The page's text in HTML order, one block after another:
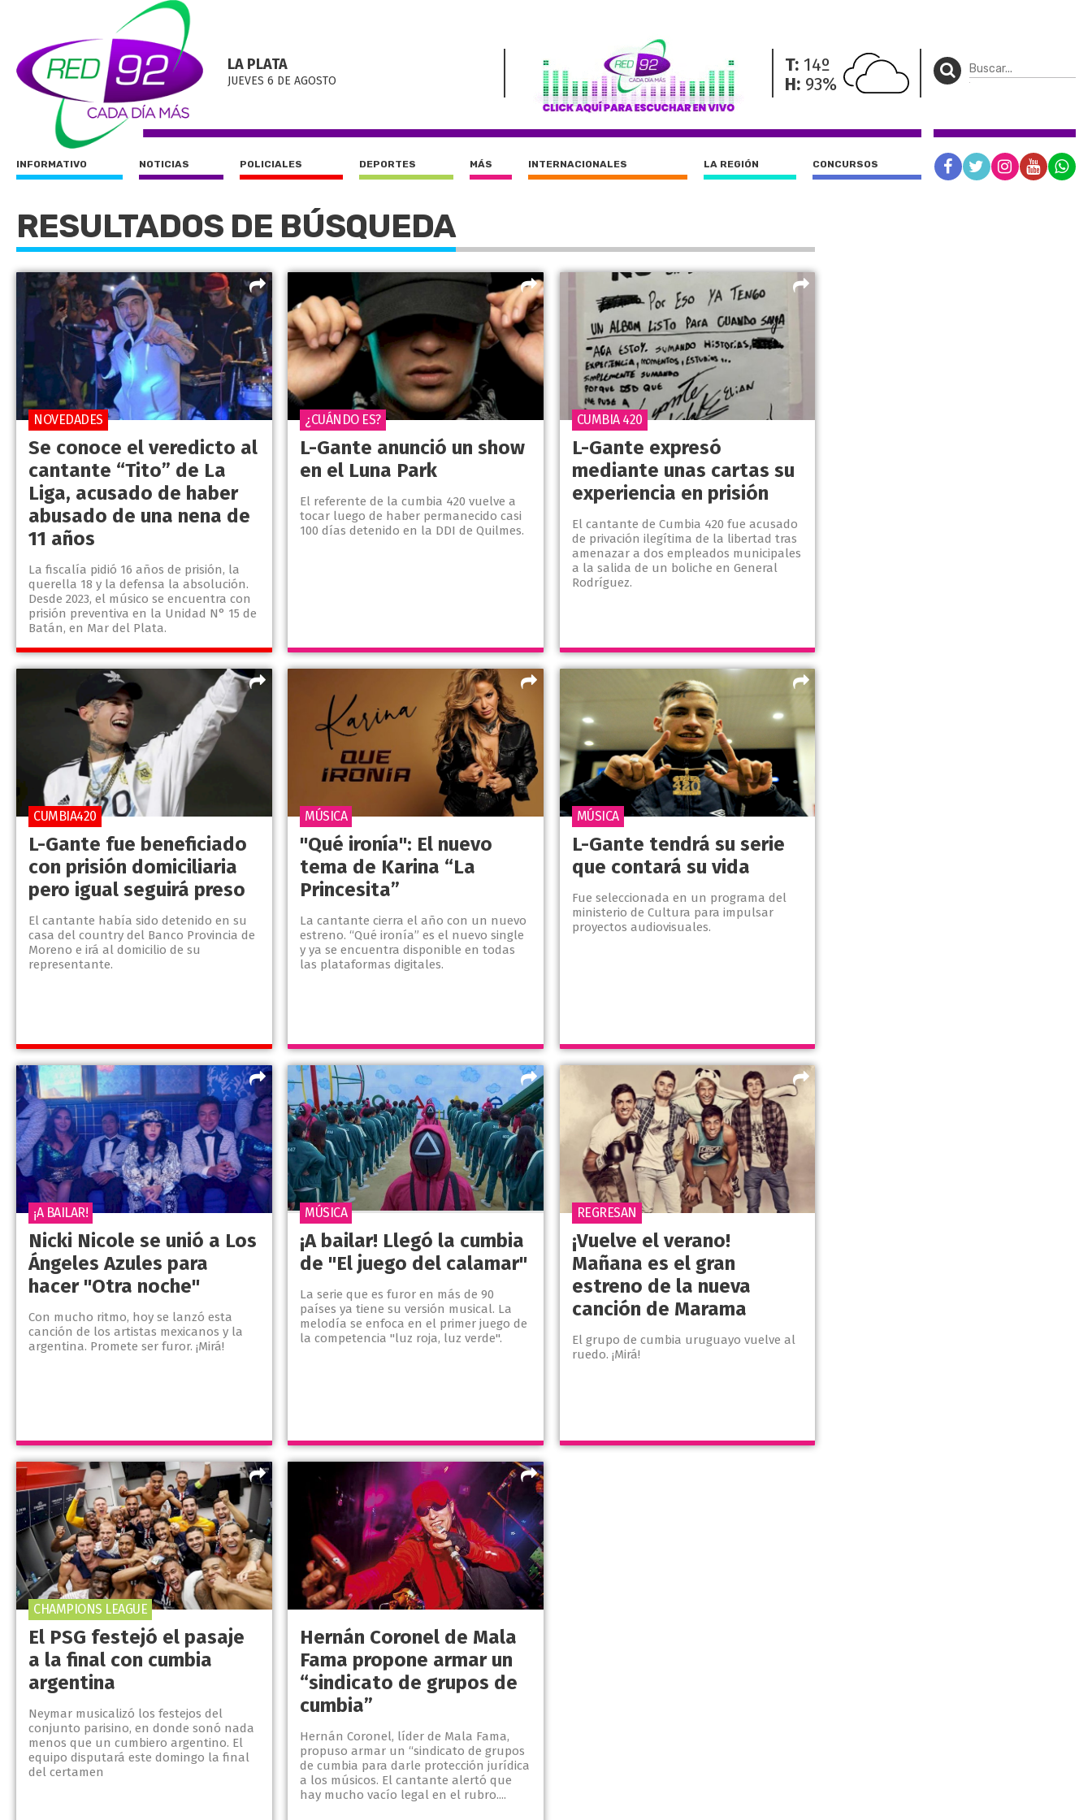
LA PLATA
JUEVES 6 DE AGOSTO
T: 14º
H: 93%
INFORMATIVO NOTICIAS POLICIALES DEPORTES MÁS INTERNACIONALES LA REGIÓN CONCURSOS
RESULTADOS DE BÚSQUEDA
Se conoce el veredicto al
cantante “Tito” de La
Liga, acusado de haber
abusado de una nena de
11 años
La fiscalía pidió 16 años de prisión, la
querella 18 y la defensa la absolución.
Desde 2023, el músico se encuentra con
prisión preventiva en la Unidad N° 15 de
Batán, en Mar del Plata.
NOVEDADES
L-Gante anunció un show
en el Luna Park
El referente de la cumbia 420 vuelve a
tocar luego de haber permanecido casi
100 días detenido en la DDI de Quilmes.
¿CUÁNDO ES?
L-Gante expresó
mediante unas cartas su
experiencia en prisión
El cantante de Cumbia 420 fue acusado
de privación ilegítima de la libertad tras
amenazar a dos empleados municipales
a la salida de un boliche en General
Rodríguez.
CUMBIA 420
L-Gante fue beneficiado
con prisión domiciliaria
pero igual seguirá preso
El cantante había sido detenido en su
casa del country del Banco Provincia de
Moreno e irá al domicilio de su
representante.
CUMBIA420
"Qué ironía": El nuevo
tema de Karina “La
Princesita”
La cantante cierra el año con un nuevo
estreno. “Qué ironía” es el nuevo single
y ya se encuentra disponible en todas
las plataformas digitales.
MÚSICA
L-Gante tendrá su serie
que contará su vida
Fue seleccionada en un programa del
ministerio de Cultura para impulsar
proyectos audiovisuales.
MÚSICA
Nicki Nicole se unió a Los
Ángeles Azules para
hacer "Otra noche"
Con mucho ritmo, hoy se lanzó esta
canción de los artistas mexicanos y la
argentina. Promete ser furor. ¡Mirá!
¡A BAILAR!
¡A bailar! Llegó la cumbia
de "El juego del calamar"
La serie que es furor en más de 90
países ya tiene su versión musical. La
melodía se enfoca en el primer juego de
la competencia "luz roja, luz verde".
MÚSICA
¡Vuelve el verano!
Mañana es el gran
estreno de la nueva
canción de Marama
El grupo de cumbia uruguayo vuelve al
ruedo. ¡Mirá!
REGRESAN
El PSG festejó el pasaje
a la final con cumbia
argentina
Neymar musicalizó los festejos del
conjunto parisino, en donde sonó nada
menos que un cumbiero argentino. El
equipo disputará este domingo la final
del certamen
CHAMPIONS LEAGUE
Hernán Coronel de Mala
Fama propone armar un
“sindicato de grupos de
cumbia”
Hernán Coronel, líder de Mala Fama,
propuso armar un “sindicato de grupos
de cumbia para darle protección jurídica
a los músicos. El cantante alertó que
hay mucho vacío legal en el rubro....